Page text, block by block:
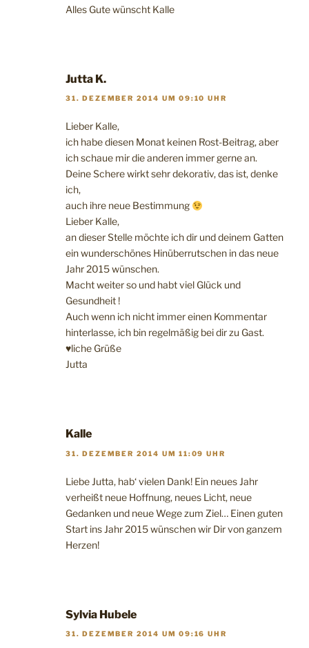
Alles Gute wünscht Kalle
Jutta K.
31. DEZEMBER 2014 UM 09:10 UHR
Lieber Kalle,
ich habe diesen Monat keinen Rost-Beitrag, aber
ich schaue mir die anderen immer gerne an.
Deine Schere wirkt sehr dekorativ, das ist, denke
ich,
auch ihre neue Bestimmung
Lieber Kalle,
an dieser Stelle möchte ich dir und deinem Gatten
ein wunderschönes Hinüberrutschen in das neue
Jahr 2015 wünschen.
Macht weiter so und habt viel Glück und
Gesundheit !
Auch wenn ich nicht immer einen Kommentar
hinterlasse, ich bin regelmäßig bei dir zu Gast.
♥liche Grüße
Jutta
Kalle
31. DEZEMBER 2014 UM 11:09 UHR
Liebe Jutta, hab‘ vielen Dank! Ein neues Jahr
verheißt neue Hoffnung, neues Licht, neue
Gedanken und neue Wege zum Ziel… Einen guten
Start ins Jahr 2015 wünschen wir Dir von ganzem
Herzen!
Sylvia Hubele
31. DEZEMBER 2014 UM 09:16 UHR